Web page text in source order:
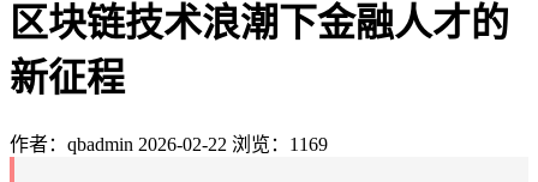
区块链技术浪潮下金融人才的
新征程
作者：qbadmin 2026-02-22 浏览：1169